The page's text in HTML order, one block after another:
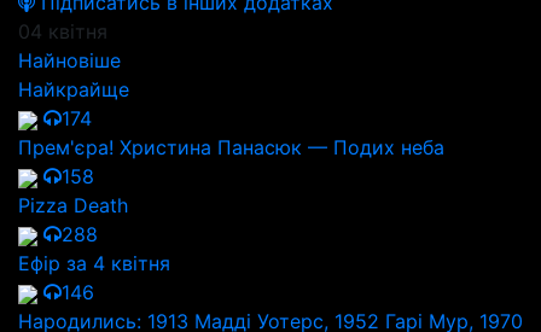
04 квітня
Найновіше
Найкрайще
174
Прем'єра! Христина Панасюк — Подих неба
158
Pizza Death
288
Ефір за 4 квітня
146
Народились: 1913 Мадді Уотерс, 1952 Гарі Мур, 1970